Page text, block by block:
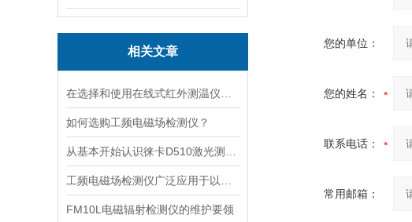
相关文章
如何选购工频电磁场检测仪？
FM10L电磁辐射检测仪的维护要领
您的单位：
您的姓名：
联系电话：
常用邮箱：